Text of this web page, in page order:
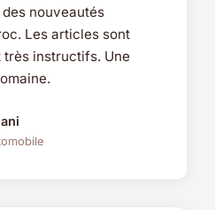
nouveautés
Les articles sont
très instructifs. Une